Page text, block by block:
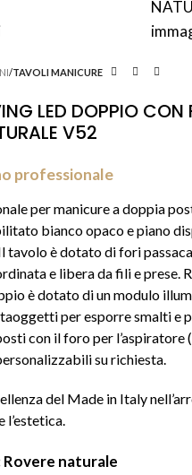
TAVOLI MANICURE
LED DOPPIO CON
V52
professionale
per manicure a doppia
bianco opaco e piano
tavolo è dotato di fori
e libera da fili e prese.
è dotato di un modulo
per esporre smalti e
con il foro per l’aspiratore
su richiesta.
del Made in Italy
l’estetica.
naturale